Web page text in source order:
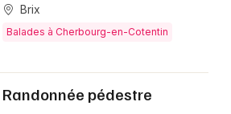
Brix
Balades à Cherbourg-en-Cotentin
Randonnée pédestre